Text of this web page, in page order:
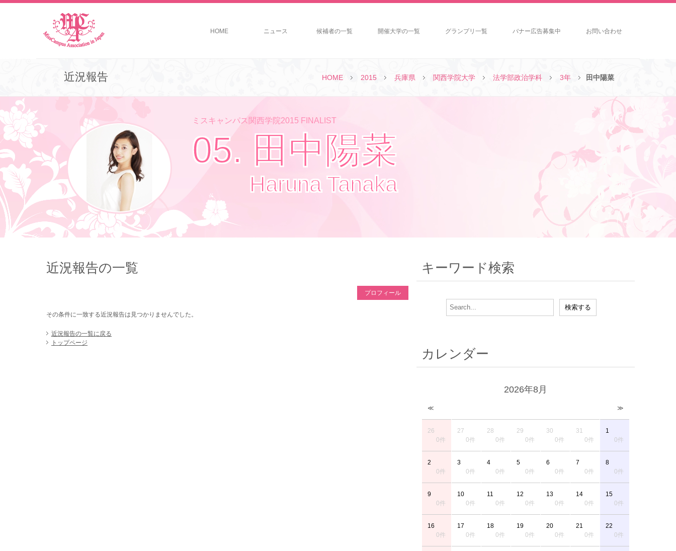
HOME ニュース 候補者の一覧 開催大学の一覧 グランプリ一覧 バナー広告募集中 お問い合わせ
HOME 2015 兵庫県 関西学院大学 法学部政治学科 3年 田中陽菜
近況報告
ミスキャンパス関西学院2015 FINALIST
05. 田中陽菜
Haruna Tanaka
近況報告の一覧
プロフィール
その条件に一致する近況報告は見つかりませんでした。
近況報告の一覧に戻る
トップページ
キーワード検索
カレンダー
2026年8月
≪ ≫
26
0件
27
0件
28
0件
29
0件
30
0件
31
0件
1
0件
2
0件
3
0件
4
0件
5
0件
6
0件
7
0件
8
0件
9
0件
10
0件
11
0件
12
0件
13
0件
14
0件
15
0件
16
0件
17
0件
18
0件
19
0件
20
0件
21
0件
22
0件